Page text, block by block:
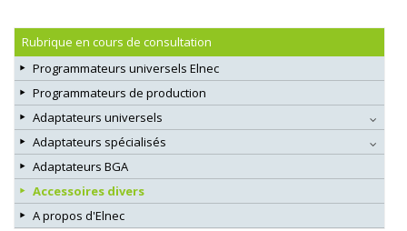
Rubrique en cours de consultation
Programmateurs universels Elnec
Programmateurs de production
Adaptateurs universels
Adaptateurs spécialisés
Adaptateurs BGA
Accessoires divers
A propos d'Elnec